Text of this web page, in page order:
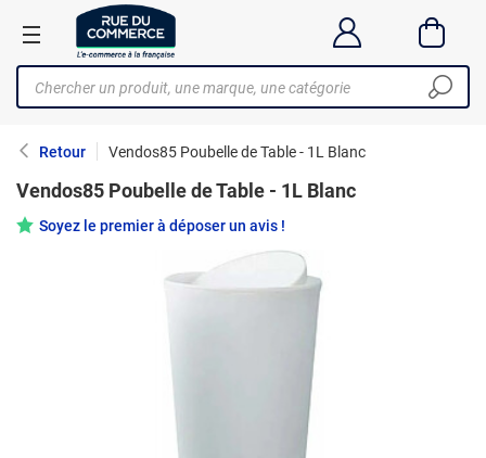
Retour Vendos85 Poubelle de Table - 1L Blanc
Vendos85 Poubelle de Table - 1L Blanc
Soyez le premier à déposer un avis !